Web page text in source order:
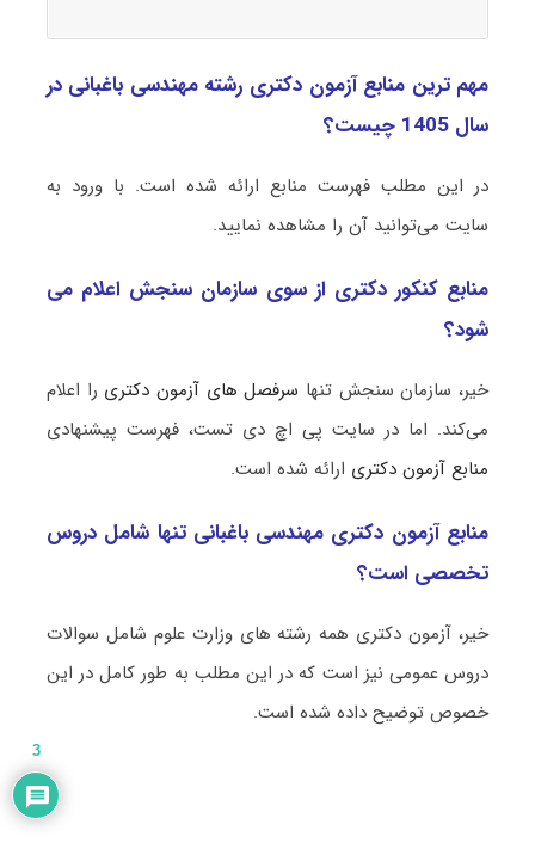
مهم ترین منابع آزمون دکتری رشته مهندسی باغبانی در
سال 1405 چیست؟
در این مطلب فهرست منابع ارائه شده است. با ورود به
سایت می‌توانید آن را مشاهده نمایید.
منابع کنکور دکتری از سوی سازمان سنجش اعلام می
شود؟
خیر، سازمان سنجش تنها سرفصل های آزمون دکتری را اعلام
می‌کند. اما در سایت پی اچ دی تست، فهرست پیشنهادی
منابع آزمون دکتری ارائه شده است.
منابع آزمون دکتری مهندسی باغبانی تنها شامل دروس
تخصصی است؟
خیر، آزمون دکتری همه رشته های وزارت علوم شامل سوالات
دروس عمومی نیز است که در این مطلب به طور کامل در این
خصوص توضیح داده شده است.
3